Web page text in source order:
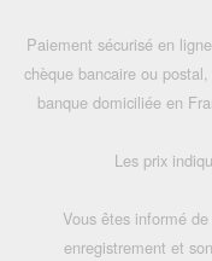
Paiement sécurisé en
chèque bancaire ou
banque domiciliée en
Les prix
Vous êtes informé
enregistrement et